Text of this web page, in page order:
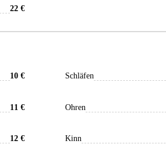
22 €
10 € Schläfen
11 € Ohren
12 € Kinn